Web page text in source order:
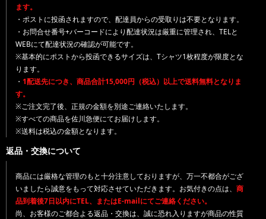
ます。
・ポストに投函されますので、配達員からの受取りは不要となります。
・お問合せ番号+バーコードにより配達状況は厳重に管理され、TELと
WEBにて配達状況の確認が可能です。
※基本的にポストから投函できるサイズは、Tシャツ1枚程度が限度とな
ります。
・ 1配送先につき、商品合計15,000円（税込）以上で送料無料となりま
す。
※ご注文完了後、正規の金額を別途ご連絡いたします。
※すべての商品を佐川急便にてお届けします。
※送料は税込の金額となります。
返品・交換について
商品には厳格な管理のもと十分注意しておりますが、万一不都合がござ
いましたら誠意をもって対応させていただきます。お気付きの点は、 商
品到着後7日以内にTEL、またはE-mailにてご連絡ください。
尚、お客様のご都合よる返品・交換は、誠に恐れ入りますが商品の性質